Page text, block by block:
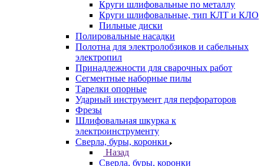
Круги шлифовальные по металлу
Круги шлифовальные, тип КЛТ и КЛО
Пильные диски
Полировальные насадки
Полотна для электролобзиков и сабельных
электропил
Принадлежности для сварочных работ
Сегментные наборные пилы
Тарелки опорные
Ударный инструмент для перфораторов
Фрезы
Шлифовальная шкурка к
электроинструменту
Сверла, буры, коронки
Назад
Сверла, буры, коронки